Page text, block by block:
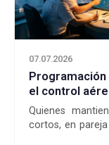
07.07.2026
el control
Quienes
cortos, en